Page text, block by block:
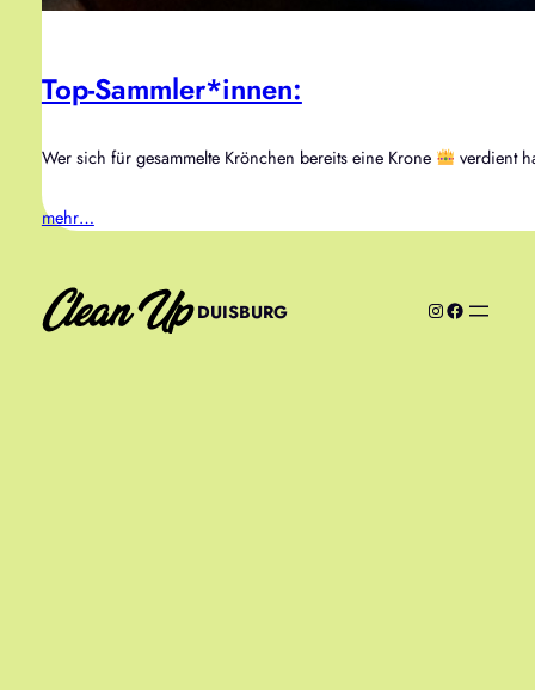
Top-Sammler*innen:
Wer sich für gesammelte Krönchen bereits eine Krone verdient
mehr…
DUISBURG CleanUp Duisburg Instagram
Facebook